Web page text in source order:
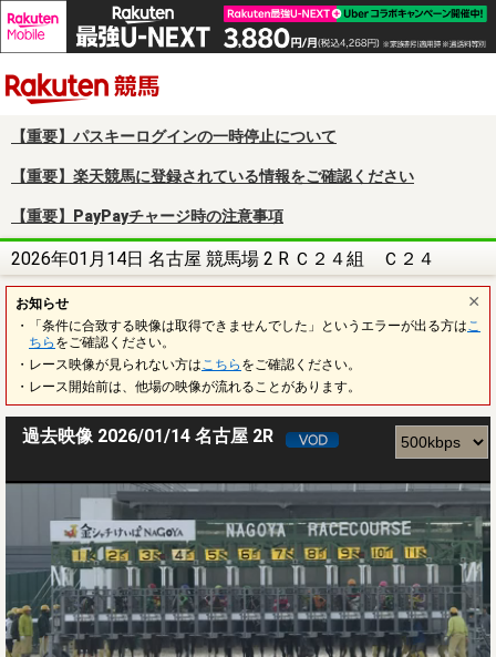
【重要】パスキーログインの一時停止について
【重要】楽天競馬に登録されている情報をご確認ください
【重要】PayPayチャージ時の注意事項
2026年01月14日 名古屋 競馬場 2 R Ｃ２４組 Ｃ２４
お知らせ
・「条件に合致する映像は取得できませんでした」というエラーが出る方は こ
ちら をご確認ください。
・レース映像が見られない方は こちら をご確認ください。
・レース開始前は、他場の映像が流れることがあります。
過去映像 2026/01/14 名古屋 2R